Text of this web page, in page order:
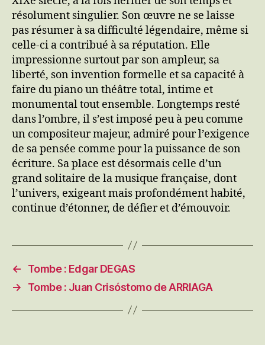
résolument singulier. Son œuvre ne se laisse
pas résumer à sa difficulté légendaire, même si
celle-ci a contribué à sa réputation. Elle
impressionne surtout par son ampleur, sa
liberté, son invention formelle et sa capacité à
faire du piano un théâtre total, intime et
monumental tout ensemble. Longtemps resté
dans l’ombre, il s’est imposé peu à peu comme
un compositeur majeur, admiré pour l’exigence
de sa pensée comme pour la puissance de son
écriture. Sa place est désormais celle d’un
grand solitaire de la musique française, dont
l’univers, exigeant mais profondément habité,
continue d’étonner, de défier et d’émouvoir.
←
Tombe : Edgar DEGAS
→
Tombe : Juan Crisóstomo de ARRIAGA